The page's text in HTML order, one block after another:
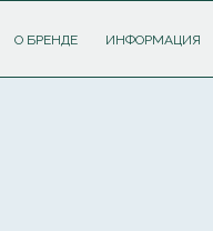
О БРЕНДЕ ИНФОРМАЦИЯ